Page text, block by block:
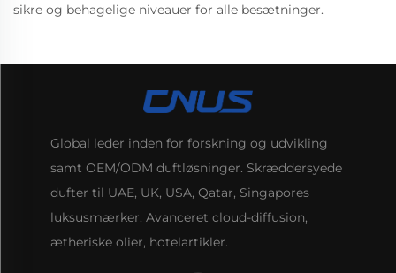
sikre og behagelige niveauer for alle besætninger.
Global leder inden for forskning og udvikling
samt OEM/ODM duftløsninger. Skræddersyede
dufter til UAE, UK, USA, Qatar, Singapores
luksusmærker. Avanceret cloud-diffusion,
ætheriske olier, hotelartikler.